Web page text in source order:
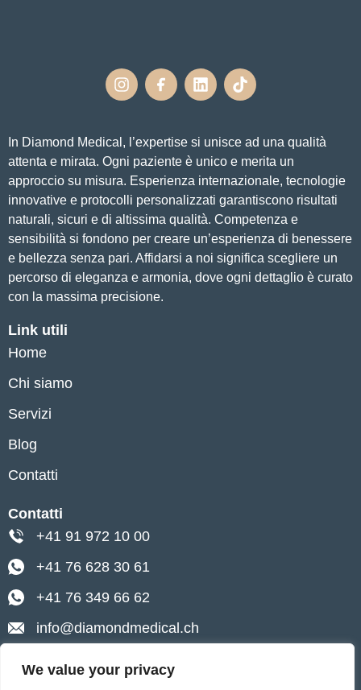
We value your privacy
In Diamond Medical, l’expertise si unisce ad una qualità
attenta e mirata. Ogni paziente è unico e merita un
approccio su misura. Esperienza internazionale, tecnologie
innovative e protocolli personalizzati garantiscono risultati
naturali, sicuri e di altissima qualità. Competenza e
sensibilità si fondono per creare un’esperienza di benessere
e bellezza senza pari. Affidarsi a noi significa scegliere un
percorso di eleganza e armonia, dove ogni dettaglio è curato
con la massima precisione.
Link utili
Home
Chi siamo
Servizi
Blog
Contatti
Contatti
+41 91 972 10 00
+41 76 628 30 61
+41 76 349 66 62
info@diamondmedical.ch
Ascona, Via Baraggie 4